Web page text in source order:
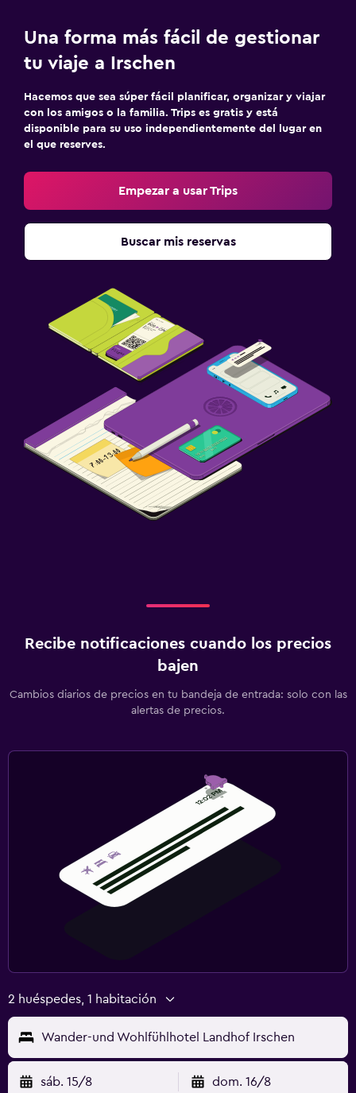
Una forma más fácil de gestionar
tu viaje a Irschen
Hacemos que sea súper fácil planificar, organizar y viajar
con los amigos o la familia. Trips es gratis y está
disponible para su uso independientemente del lugar en
el que reserves.
Empezar a usar Trips
Buscar mis reservas
Recibe notificaciones cuando los precios
bajen
Cambios diarios de precios en tu bandeja de entrada: solo con las
alertas de precios.
2 huéspedes, 1 habitación
Wander-und Wohlfühlhotel Landhof Irschen
sáb. 15/8 dom. 16/8